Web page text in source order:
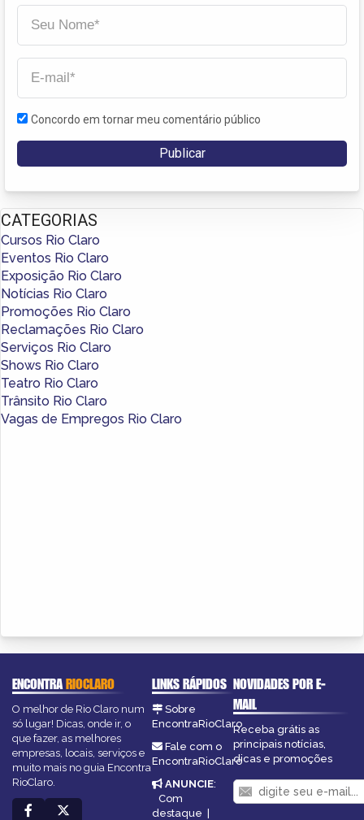
Concordo em tornar meu comentário público
CATEGORIAS
Cursos Rio Claro
Eventos Rio Claro
Exposição Rio Claro
Notícias Rio Claro
Promoções Rio Claro
Reclamações Rio Claro
Serviços Rio Claro
Shows Rio Claro
Teatro Rio Claro
Trânsito Rio Claro
Vagas de Empregos Rio Claro
ENCONTRARIOCLARO
O melhor de Rio Claro num
só lugar! Dicas, onde ir, o
que fazer, as melhores
empresas, locais, serviços e
muito mais no guia Encontra
RioClaro.
LINKS RÁPIDOS
Sobre
EncontraRioClaro
Fale com o
EncontraRioClaro
ANUNCIE:
Com
destaque
NOVIDADES POR E-
MAIL
Receba grátis as
principais notícias,
dicas e promoções